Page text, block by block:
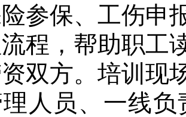
参保、工伤申
程，帮助职工
双方。培训现
人员、一线